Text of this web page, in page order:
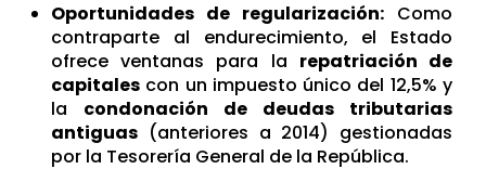
Oportunidades de regularización:Como
contraparte al endurecimiento, el Estado
ofrece ventanas para la repatriación de
capitales con un impuesto único del 12,5% y
la condonación de deudas tributarias
antiguas (anteriores a 2014) gestionadas
por la Tesorería General de la República.